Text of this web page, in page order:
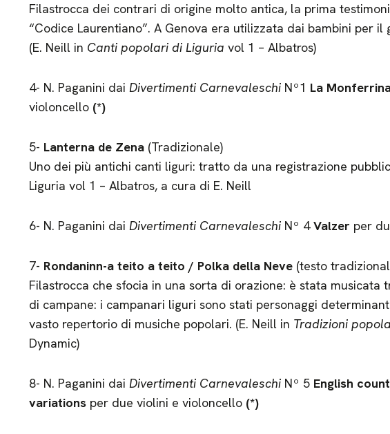
Filastrocca dei contrari di origine molto antica, la prima
“Codice Laurentiano”. A Genova era utilizzata dai bambini per il
(E. Neill in Canti popolari di Liguria vol 1 – Albatros)
4- N. Paganini dai Divertimenti CarnevaleschiNº1 La
violoncello (*)
5- Lanterna de Zena(Tradizionale)
Uno dei più antichi canti liguri: tratto da una registrazione
Liguria vol 1 – Albatros, a cura di E. Neill
6- N. Paganini dai Divertimenti CarnevaleschiNº 4Valzer per
7- Rondaninn-a teito a teito / Polka della Neve(testo
Filastrocca che sfocia in una sorta di orazione: è stata musicata
di campane: i campanari liguri sono stati personaggi
vasto repertorio di musiche popolari. (E. Neill in Tradizioni
Dynamic)
8- N. Paganini dai Divertimenti CarnevaleschiNº 5 English
variationsper due violini e violoncello (*)